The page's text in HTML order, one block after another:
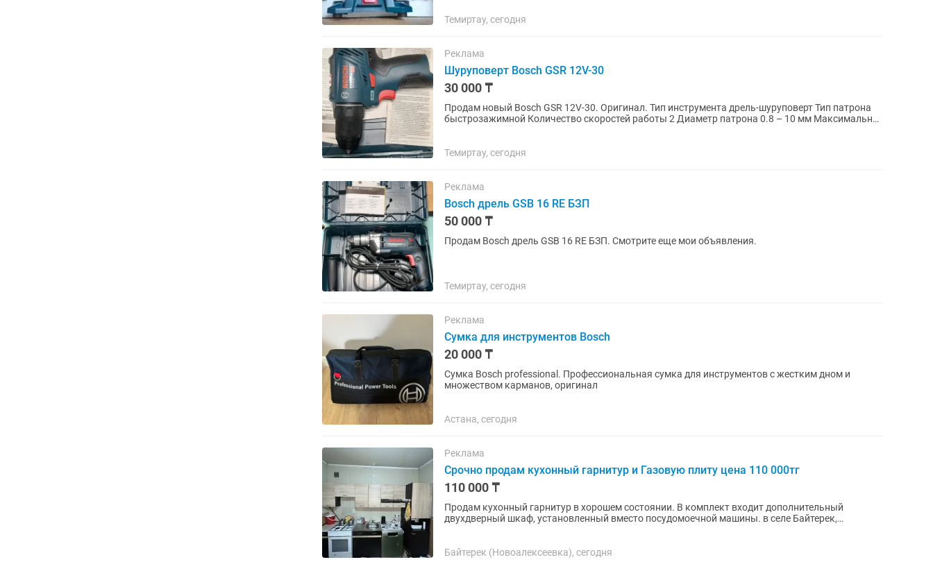
Темиртау, сегодня
Реклама
Шуруповерт Bosch GSR 12V-30
30 000 ₸
Продам новый Bosch GSR 12V-30. Оригинал. Тип инструмента дрель-шуруповерт Тип патрона
быстрозажимной Количество скоростей работы 2 Диаметр патрона 0.8 – 10 мм Максимальное
Темиртау, сегодня
Реклама
Bosch дрель GSB 16 RE БЗП
50 000 ₸
Продам Bosch дрель GSB 16 RE БЗП. Смотрите еще мои объявления.
Темиртау, сегодня
Реклама
Сумка для инструментов Bosch
20 000 ₸
Сумка Bosch professional. Профессиональная сумка для инструментов с жестким дном и
множеством карманов, оригинал
Астана, сегодня
Реклама
Срочно продам кухонный гарнитур и Газовую плиту цена 110 000тг
110 000 ₸
Продам кухонный гарнитур в хорошем состоянии. В комплект входит дополнительный
двухдверный шкаф, установленный вместо посудомоечной машины. в селе Байтерек,
Байтерек (Новоалексеевка), сегодня